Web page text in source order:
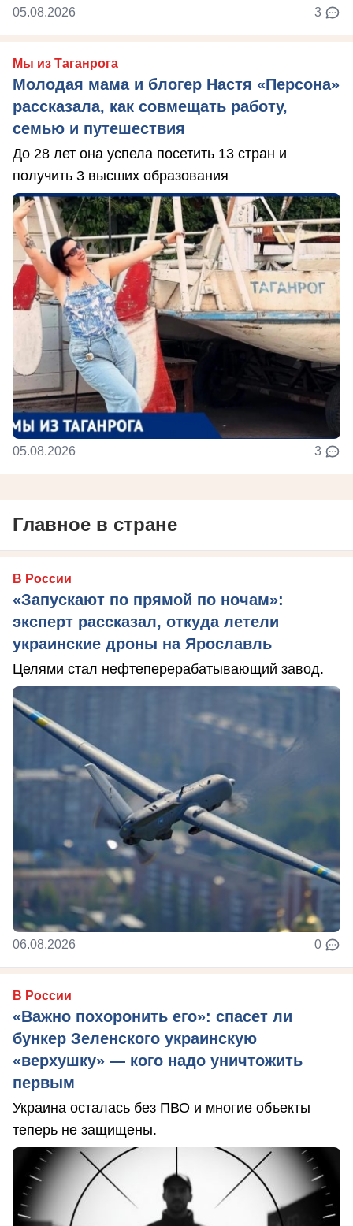
05.08.2026 3
Мы из Таганрога
Молодая мама и блогер Настя «Персона»
рассказала, как совмещать работу,
семью и путешествия
До 28 лет она успела посетить 13 стран и
получить 3 высших образования
05.08.2026 3
Главное в стране
В России
«Запускают по прямой по ночам»:
эксперт рассказал, откуда летели
украинские дроны на Ярославль
Целями стал нефтеперерабатывающий завод.
06.08.2026 0
В России
«Важно похоронить его»: спасет ли
бункер Зеленского украинскую
«верхушку» — кого надо уничтожить
первым
Украина осталась без ПВО и многие объекты
теперь не защищены.